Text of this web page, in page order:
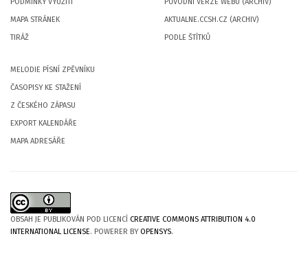
MAPA STRÁNEK
TIRÁŽ
AKTUALNE.CCSH.CZ (ARCHIV)
PODLE ŠTÍTKŮ
MELODIE PÍSNÍ ZPĚVNÍKU
ČASOPISY KE STAŽENÍ
Z ČESKÉHO ZÁPASU
EXPORT KALENDÁŘE
MAPA ADRESÁŘE
OBSAH JE PUBLIKOVÁN POD LICENCÍ CREATIVE COMMONS ATTRIBUTION 4.0
INTERNATIONAL LICENSE. POWERER BYOPENSYS.